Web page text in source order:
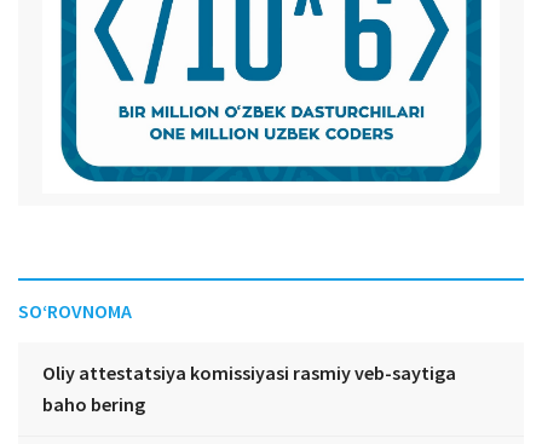
SO‘ROVNOMA
Oliy attestatsiya komissiyasi rasmiy veb-saytiga
baho bering